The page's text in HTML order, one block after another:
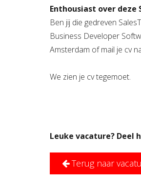
Enthousiast over deze
Ben jij die gedreven
Business Developer
Amsterdam of mail je cv
We zien je cv tegemoet.
Leuke vacature? Deel
Terug naar